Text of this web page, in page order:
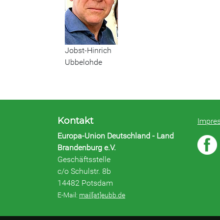
Jobst-Hinrich
Ubbelohde
Kontakt
Europa-Union Deutschland - Land
Brandenburg e.V.
Geschäftsstelle
c/o Schulstr. 8b
14482 Potsdam
E-Mail: mail[at]eubb.de